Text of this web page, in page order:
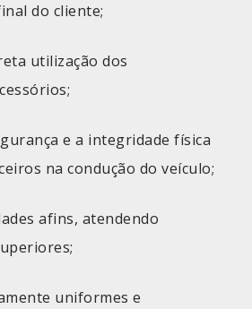
do cliente;
utilização dos
e a integridade física
na condução do veículo;
afins, atendendo
uniformes e